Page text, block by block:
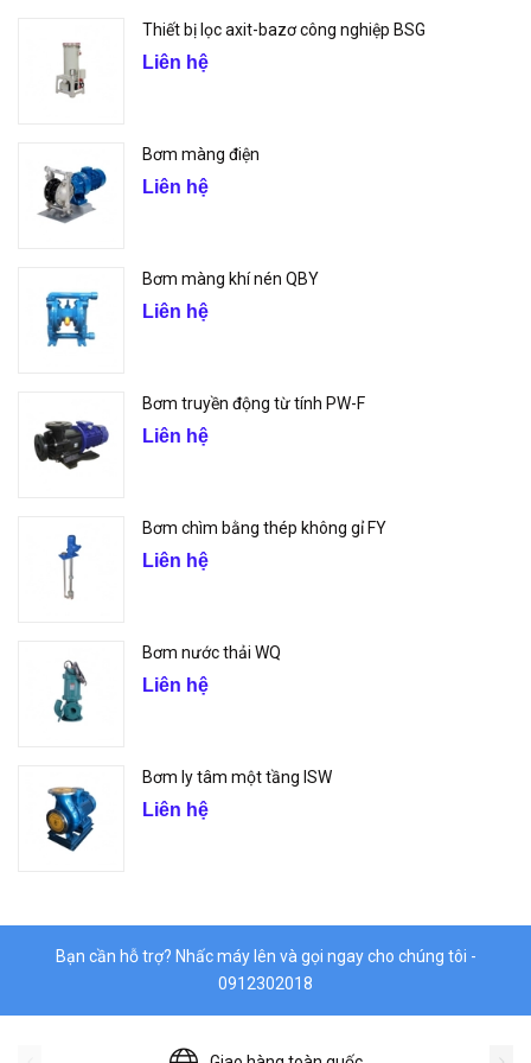
Thiết bị lọc axit-bazơ công nghiệp BSG
Liên hệ
Bơm màng điện
Liên hệ
Bơm màng khí nén QBY
Liên hệ
Bơm truyền động từ tính PW-F
Liên hệ
Bơm chìm bằng thép không gỉ FY
Liên hệ
Bơm nước thải WQ
Liên hệ
Bơm ly tâm một tầng ISW
Liên hệ
Bạn cần hỗ trợ? Nhấc máy lên và gọi ngay cho chúng tôi -
0912302018